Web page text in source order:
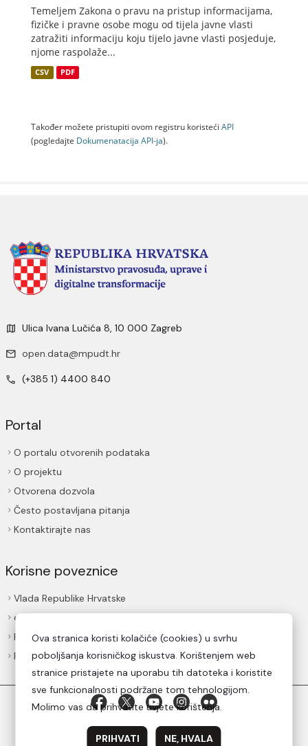
Temeljem Zakona o pravu na pristup informacijama,
fizičke i pravne osobe mogu od tijela javne vlasti
zatražiti informaciju koju tijelo javne vlasti posjeduje,
njome raspolaže...
CSV PDF
Također možete pristupiti ovom registru koristeći API
(pogledajte Dokumenаtаcijа API-jа).